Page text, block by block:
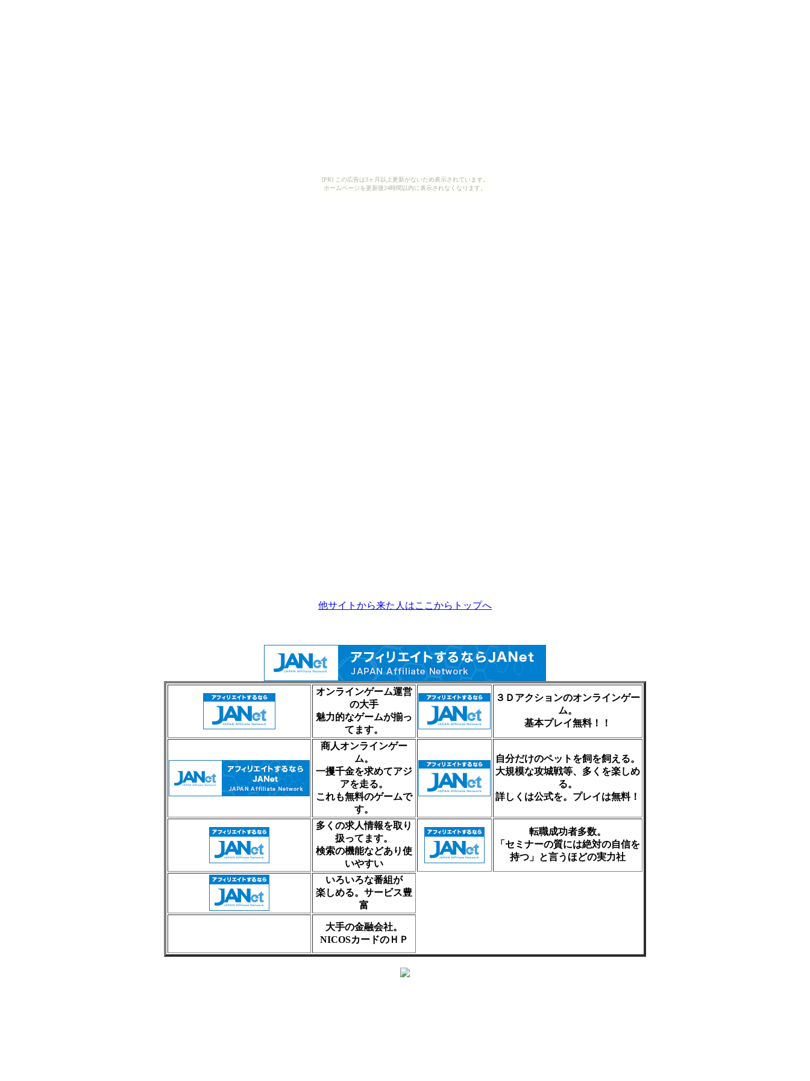
[PR] この広告は3ヶ月以上更新がないため表示されています。
ホームページを更新後24時間以内に表示されなくなります。
他サイトから来た人はここからトップへ
オンラインゲーム運営
の大手
魅力的なゲームが揃っ
てます。
３Ｄアクションのオンラインゲー
ム。
基本プレイ無料！！
商人オンラインゲー
ム。
一攫千金を求めてアジ
アを走る。
これも無料のゲームで
す。
自分だけのペットを飼を飼える。
大規模な攻城戦等、多くを楽しめ
る。
詳しくは公式を。プレイは無料！
多くの求人情報を取り
扱ってます。
検索の機能などあり使
いやすい
転職成功者多数。
「セミナーの質には絶対の自信を
持つ」と言うほどの実力社
いろいろな番組が
楽しめる。サービス豊
富
大手の金融会社。
NICOSカードのＨＰ